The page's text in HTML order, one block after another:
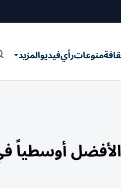
منوعاترأيفيديوالمزيد
أوسطياً في